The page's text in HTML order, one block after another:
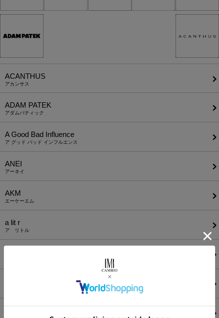
ACANTHUS
アカンサス
ADAM PATEK
アダムパティック
A Good Bad Influence
ア グッド バッド インフルエンス
ANEI
アーネイ
AKM
エーケーエム
a lit r
ア リトル